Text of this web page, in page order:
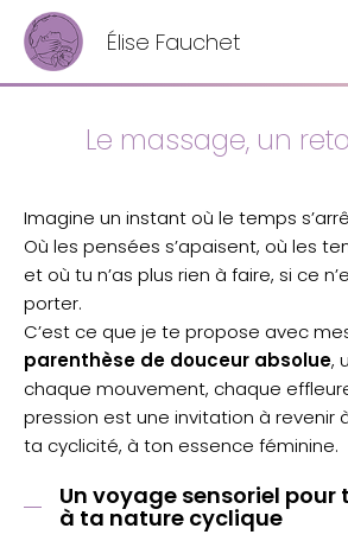
Élise Fauchet
Le massage, un
Imagine un instant où le temps
Où les pensées s’apaisent, où les
et où tu n’as plus rien à faire, si ce
porter.
C’est ce que je te propose avec
parenthèse de douceur absolue,
chaque mouvement, chaque
pression est une invitation à revenir
ta cyclicité, à ton essence féminine.
Un voyage sensoriel pour
à ta nature cyclique